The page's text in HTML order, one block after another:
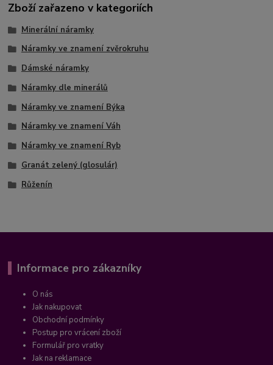
Zboží zařazeno v kategoriích
Minerální náramky
Náramky ve znamení zvěrokruhu
Dámské náramky
Náramky dle minerálů
Náramky ve znamení Býka
Náramky ve znamení Váh
Náramky ve znamení Ryb
Granát zelený (glosulár)
Růženín
Informace pro zákazníky
O nás
Jak nakupovat
Obchodní podmínky
Postup pro vrácení zboží
Formulář pro vratky
Jak na reklamace